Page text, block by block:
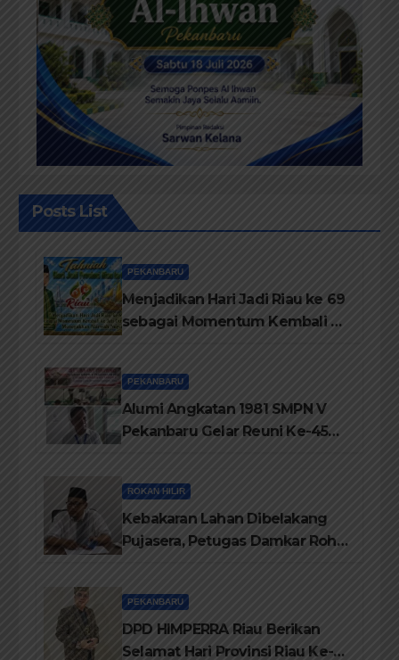
Posts List
PEKANBARU
Menjadikan Hari Jadi Riau ke 69
sebagai Momentum Kembali ke
PEKANBARU
Alumi Angkatan 1981 SMPN V
Pekanbaru Gelar Reuni Ke-45
ROKAN HILIR
Kebakaran Lahan Dibelakang
Pujasera, Petugas Damkar Rohil
PEKANBARU
DPD HIMPERRA Riau Berikan
Selamat Hari Provinsi Riau Ke-